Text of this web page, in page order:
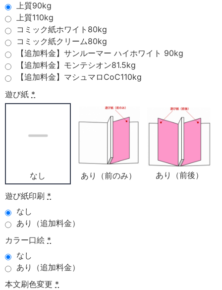
上質90kg
上質110kg
コミック紙ホワイト80kg
コミック紙クリーム80kg
【追加料金】サンルーマー ハイホワイト 90kg
【追加料金】モンテシオン81.5kg
【追加料金】マシュマロCoC110kg
遊び紙 *
なし あり（前のみ） あり（前後）
遊び紙印刷 *
なし
あり（追加料金）
カラー口絵 *
なし
あり（追加料金）
本文刷色変更 *